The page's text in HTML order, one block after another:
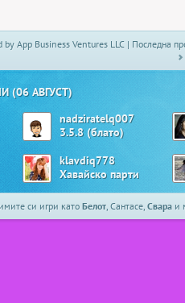
App Business Ventures LLC | Последна
(06 АВГУСТ)
nadziratelq007
3.5.8 (блато)
klavdiq778
Хавайско парти
си игри като Белот, Сантасе, Свара и